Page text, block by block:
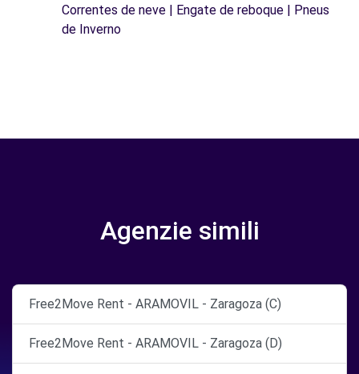
Correntes de neve | Engate de reboque | Pneus
de Inverno
Agenzie simili
Free2Move Rent - ARAMOVIL - Zaragoza (C)
Free2Move Rent - ARAMOVIL - Zaragoza (D)